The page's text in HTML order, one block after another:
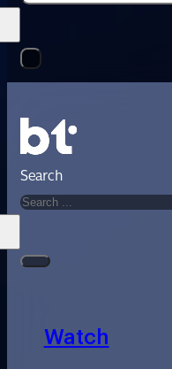
Search
Watch